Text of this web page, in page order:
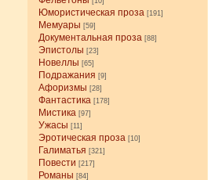
Юмористическая проза [191]
Мемуары [59]
Документальная проза [88]
Эпистолы [23]
Новеллы [65]
Подражания [9]
Афоризмы [28]
Фантастика [178]
Мистика [97]
Ужасы [11]
Эротическая проза [10]
Галиматья [321]
Повести [217]
Романы [84]